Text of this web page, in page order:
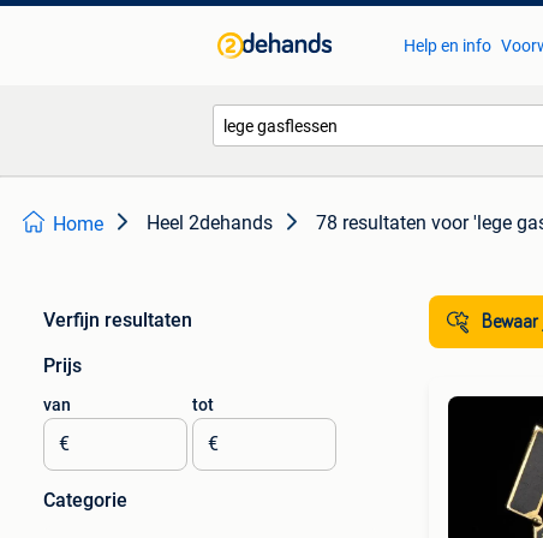
Help en info
Home Heel 2dehands 78 resultaten voor 'lege
Verfijn resultaten
Prijs
van
€
tot
€
Categorie